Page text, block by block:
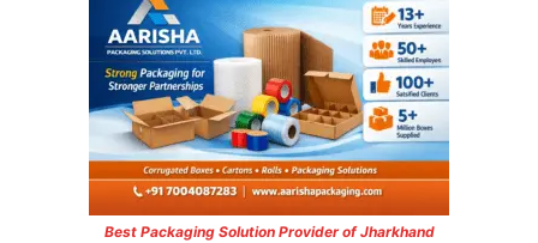
Best Packaging Solution Provider of Jharkhand